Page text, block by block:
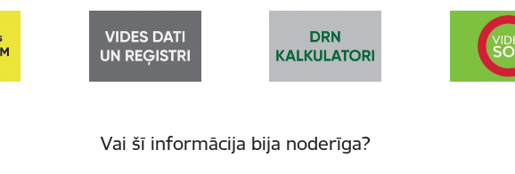
Vai šī informācija bija noderīga?